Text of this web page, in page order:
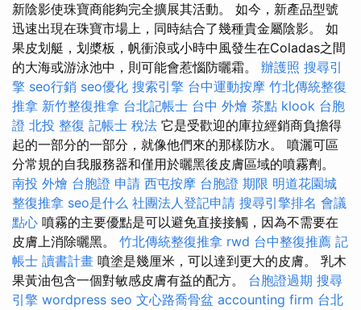
新陰影使珠寶商能夠完全擴展其活動。 如今，新產品型號
迅速出現在珠寶市場上，同時結合了幾種貴金屬陰影。 如
果皮划艇，划槳板，帆衝浪或小時中風發生在Coladas之間
的大海或游泳池中，則可能會惹惱防曬霜。 辦護照 搜尋引
擎 seo行銷 seo優化 搜索引擎 台中運動按摩 竹北傳統整復
推拿 新竹整復推拿 台北記帳士 台中 外燴 茶點 klook 台胞
證 北投 整復 記帳士 稅法 它是受歡迎的庫拉經銷商負擔得
起的一部分的一部分，就像他們來的那樣防水。 噴灑可區
分常規的自我服務器和僅用於曬黑後皮膚區域的噴霧劑。
南投 外燴 台胞證 申請 西屯按摩 台胞證 期限 明道花園城
整復推拿 seo是什么 社團法人登記申請 搜尋引擎排名 會議
點心 噴霧的主要優點是可以避免直接接觸，因為不需要在
皮膚上消除曬黑。 竹北傳統整復推拿 rwd 台中整復推薦 記
帳士 讀書計畫 噴塗是幾厘米，可以達到更大的皮膚。 乳木
果黃油包含一個對敏感皮膚有益的配方。 台胞證過期 搜尋
引擎 wordpress seo 文心路喬骨盆 accounting firm 台北